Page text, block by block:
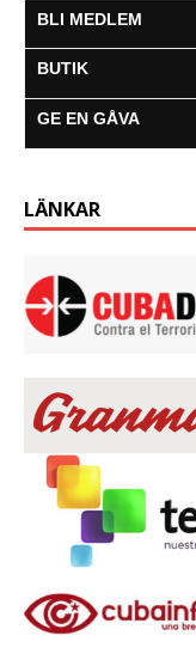
BLI MEDLEM
BUTIK
GE EN GÅVA
LÄNKAR